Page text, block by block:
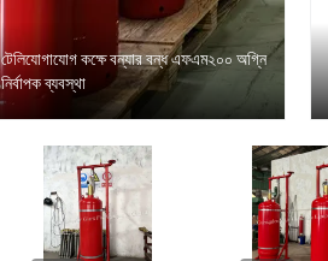
টেলিযোগাযোগ কক্ষে বন্যার বন্ধ এফএম২০০ অগ্নি
নির্বাপক ব্যবস্থা